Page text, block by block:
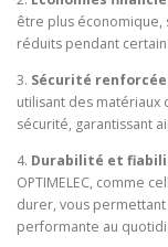
être plus économique,
réduits pendant
3. Sécurité renforcée
utilisant des
sécurité, garantissant
4. Durabilité et
OPTIMELEC, comme
durer, vous
performante au